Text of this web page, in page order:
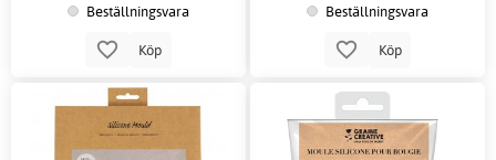
Beställningsvara
Köp
Beställningsvara
Köp